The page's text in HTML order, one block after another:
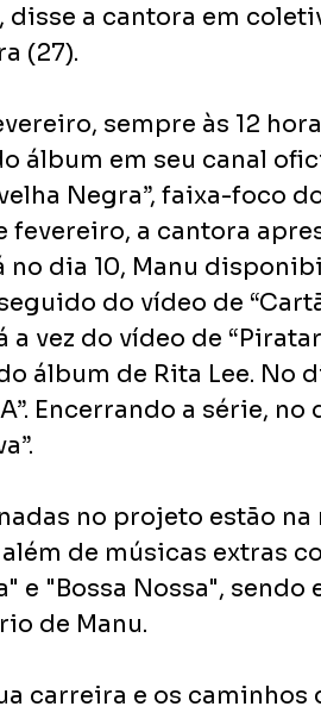
disse a cantora em
(27).
sempre às 12
álbum em seu canal
Negra”, faixa-foco
fevereiro, a cantora
no dia 10, Manu
do vídeo de
a vez do vídeo de
álbum de Rita Lee. No
Encerrando a série,
no projeto estão
de músicas extras
e "Bossa Nossa", sendo
de Manu.
carreira e os caminhos